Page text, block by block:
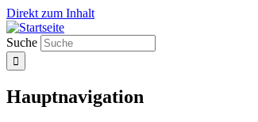
Direkt zum Inhalt
Suche
Hauptnavigation